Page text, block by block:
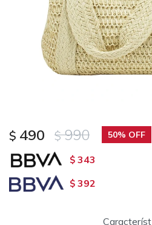
$ 490 $ 990 50
$ 343
$ 392